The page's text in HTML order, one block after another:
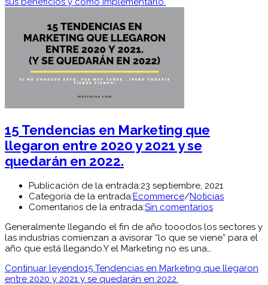
15 Tendencias en Marketing que
llegaron entre 2020 y 2021 y se
quedarán en 2022.
Publicación de la entrada:23 septiembre, 2021
Categoría de la entrada:Ecommerce/Noticias
Comentarios de la entrada:Sin comentarios
Generalmente llegando el fin de año tooodos los sectores y
las industrias comienzan a avisorar “lo que se viene” para el
año que está llegando.Y el Marketing no es una…
Continuar leyendo15 Tendencias en Marketing que llegaron
entre 2020 y 2021 y se quedarán en 2022.